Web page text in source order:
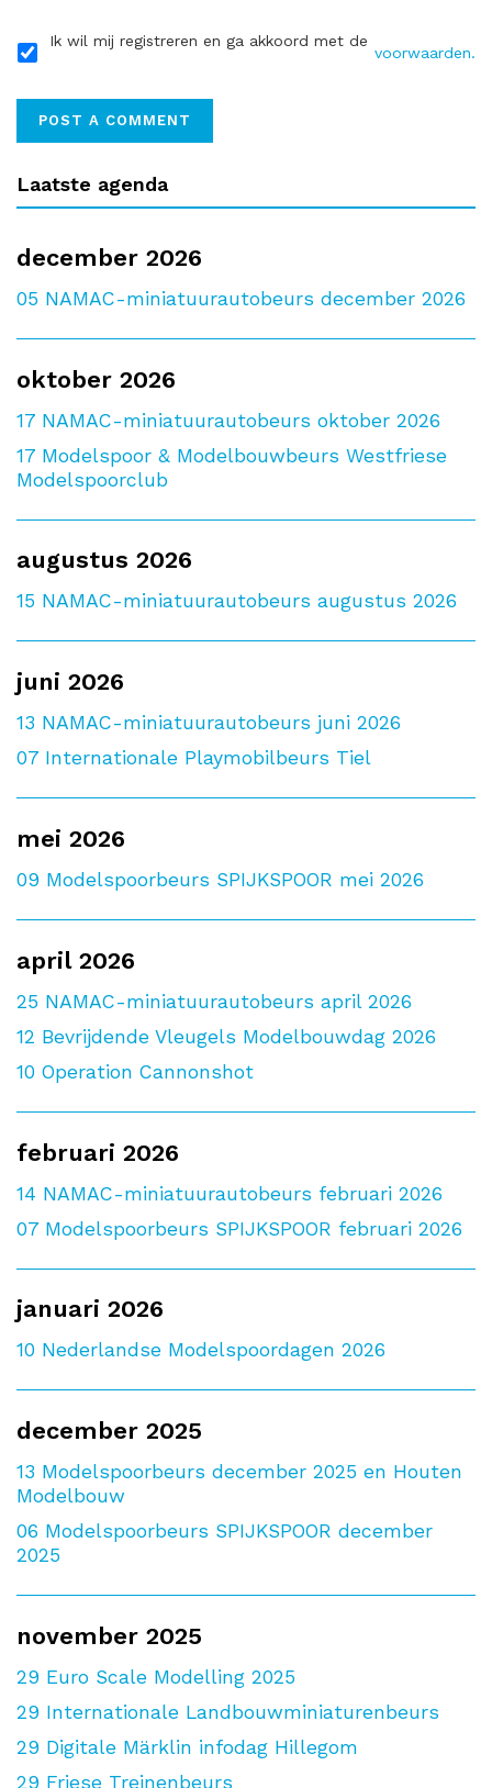
Ik wil mij registreren en ga akkoord met de
voorwaarden.
Laatste agenda
december 2026
05 NAMAC-miniatuurautobeurs december 2026
oktober 2026
17 NAMAC-miniatuurautobeurs oktober 2026
17 Modelspoor & Modelbouwbeurs Westfriese
Modelspoorclub
augustus 2026
15 NAMAC-miniatuurautobeurs augustus 2026
juni 2026
13 NAMAC-miniatuurautobeurs juni 2026
07 Internationale Playmobilbeurs Tiel
mei 2026
09 Modelspoorbeurs SPIJKSPOOR mei 2026
april 2026
25 NAMAC-miniatuurautobeurs april 2026
12 Bevrijdende Vleugels Modelbouwdag 2026
10 Operation Cannonshot
februari 2026
14 NAMAC-miniatuurautobeurs februari 2026
07 Modelspoorbeurs SPIJKSPOOR februari 2026
januari 2026
10 Nederlandse Modelspoordagen 2026
december 2025
13 Modelspoorbeurs december 2025 en Houten
Modelbouw
06 Modelspoorbeurs SPIJKSPOOR december
2025
november 2025
29 Euro Scale Modelling 2025
29 Internationale Landbouwminiaturenbeurs
29 Digitale Märklin infodag Hillegom
29 Friese Treinenbeurs